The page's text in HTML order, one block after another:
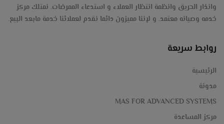
الأمين-
ihunter-
فرز-
كوثر
الخليج-
أمنية
,مكن
كاشير,
انتركم
وانذار الحريق وانظمة انتظار العملاء و استدعاء الممرضات. نمتلك مركز
خدمه وصيانه معتمد. و لإننا مميزون دائما نقدم لعملائنا خدمة مابعد البيع.
روابط سريعة
الرئيسية
مدونة
MAS FOR ADVANCED SYSTEMS
مركز المساعدة